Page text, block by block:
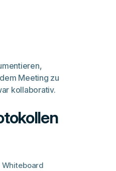
dem Meeting zu
kollaborativ.